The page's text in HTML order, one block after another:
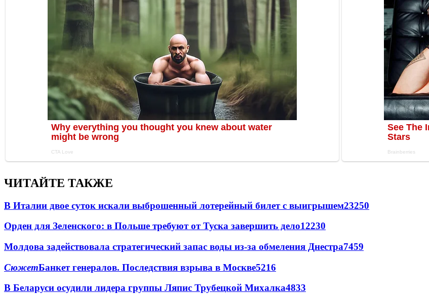
ЧИТАЙТЕ ТАКЖЕ
В Италии двое суток искали выброшенный лотерейный билет с выигрышем23250
Орден для Зеленского: в Польше требуют от Туска завершить дело12230
Молдова задействовала стратегический запас воды из-за обмеления Днестра7459
СюжетБанкет генералов. Последствия взрыва в Москве5216
В Беларуси осудили лидера группы Ляпис Трубецкой Михалка4833